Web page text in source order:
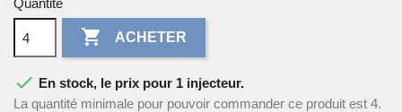
Quantité
 ACHETER
 En stock, le prix pour 1 injecteur.
La quantité minimale pour pouvoir commander ce produit est 4.